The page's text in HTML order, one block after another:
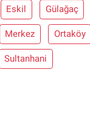
Eskil Gülağaç
Merkez Ortaköy
Sultanhani